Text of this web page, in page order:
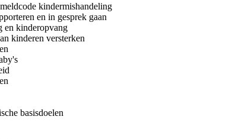
kindermishandeling
en in gesprek gaan
en kinderopvang
kinderen versterken
basisdoelen